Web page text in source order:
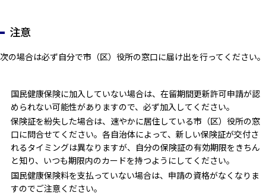
注意
次の場合は必ず自分で市（区）役所の窓口に届け出を行ってください。
国民健康保険に加入していない場合は、在留期間更新許可申請が認
められない可能性がありますので、必ず加入してください。
保険証を紛失した場合は、速やかに居住している市（区）役所の窓
口に問合せてください。各自治体によって、新しい保険証が交付さ
れるタイミングは異なりますが、自分の保険証の有効期限をきちん
と知り、いつも期限内のカードを持つようにしてください。
国民健康保険料を支払っていない場合は、申請の資格がなくなりま
すのでご注意ください。